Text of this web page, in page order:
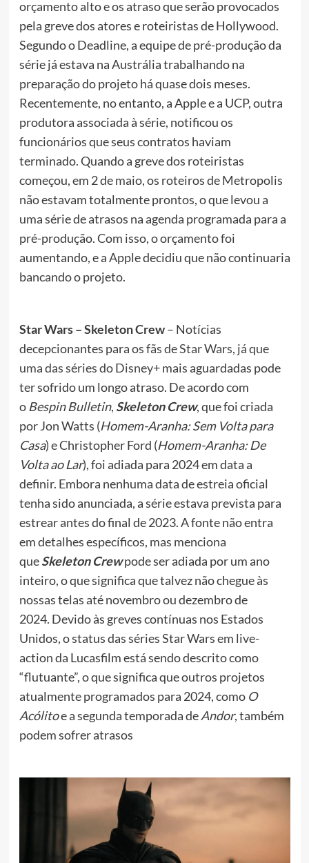
orçamento alto e os atraso que serão provocados
pela greve dos atores e roteiristas de Hollywood.
Segundo o Deadline, a equipe de pré-produção da
série já estava na Austrália trabalhando na
preparação do projeto há quase dois meses.
Recentemente, no entanto, a Apple e a UCP, outra
produtora associada à série, notificou os
funcionários que seus contratos haviam
terminado. Quando a greve dos roteiristas
começou, em 2 de maio, os roteiros de Metropolis
não estavam totalmente prontos, o que levou a
uma série de atrasos na agenda programada para a
pré-produção. Com isso, o orçamento foi
aumentando, e a Apple decidiu que não continuaria
bancando o projeto.
Star Wars – Skeleton Crew– Notícias
decepcionantes para osfãs de Star Wars, já que
uma das séries do Disney+mais aguardadas pode
ter sofrido um longo atraso. De acordo com
o Bespin Bulletin, Skeleton Crew, que foi criada
por Jon Watts (Homem-Aranha: Sem Volta para
Casa) e Christopher Ford (Homem-Aranha: De
Volta ao Lar), foi adiada para 2024 em data a
definir. Embora nenhuma data de estreia oficial
tenha sido anunciada, a série estava prevista para
estrear antes do final de 2023. A fonte não entra
em detalhes específicos, mas menciona
queSkeleton Crew pode ser adiada por um ano
inteiro, o que significa que talvez não chegue às
nossas telas até novembro ou dezembro de
2024. Devido às greves contínuas nos Estados
Unidos, o status das séries Star Wars em live-
action da Lucasfilm está sendo descrito como
“flutuante”, o que significa que outros projetos
atualmente programados para 2024, como O
Acólitoe a segunda temporada deAndor, também
podem sofrer atrasos